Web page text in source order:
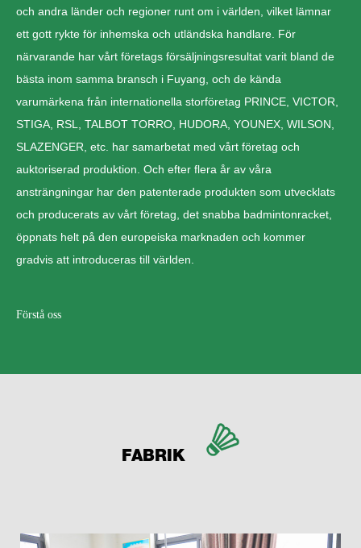
och andra länder och regioner runt om i världen, vilket lämnar
ett gott rykte för inhemska och utländska handlare. För
närvarande har vårt företags försäljningsresultat varit bland de
bästa inom samma bransch i Fuyang, och de kända
varumärkena från internationella storföretag PRINCE, VICTOR,
STIGA, RSL, TALBOT TORRO, HUDORA, YOUNEX, WILSON,
SLAZENGER, etc. har samarbetat med vårt företag och
auktoriserad produktion. Och efter flera år av våra
ansträngningar har den patenterade produkten som utvecklats
och producerats av vårt företag, det snabba badmintonracket,
öppnats helt på den europeiska marknaden och kommer
gradvis att introduceras till världen.
Förstå oss
FABRIK